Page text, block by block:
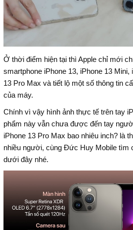
Ở thời điểm hiện tại thì Apple chỉ mới
smartphone iPhone 13, iPhone 13 Mini,
13 Pro Max và tiết lộ một số thông tin
của máy.
Chính vì vậy hình ảnh thực tế trên tay
phẩm này vẫn chưa được đến tay
iPhone 13 Pro Max bao nhiêu inch? là
nhiều người, cùng Đức Huy Mobile tìm
dưới đây nhé.